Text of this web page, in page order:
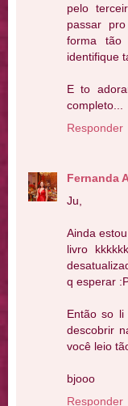
pelo
passar
forma
identifique
E to
completo...
Responder
Fernanda
Ju,
Ainda
livro
q esperar
Então so
descobrir
você leio
bjooo
Responder